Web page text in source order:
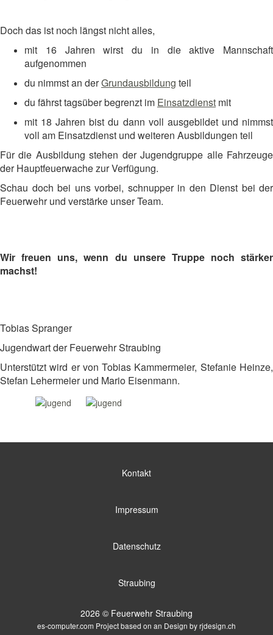
Doch das ist noch längst nicht alles,
mit 16 Jahren wirst du in die aktive Mannschaft
aufgenommen
du nimmst an derGrundausbildung teil
du fährst tagsüber begrenzt im Einsatzdienst mit
mit 18 Jahren bist du dann voll ausgebildet und nimmst
voll am Einsatzdienst und weiteren Ausbildungen teil
Für die Ausbildung stehen der Jugendgruppe alle Fahrzeuge
der Hauptfeuerwache zur Verfügung.
Schau doch bei uns vorbei, schnupper in den Dienst bei der
Feuerwehr und verstärke unser Team.
Wir freuen uns, wenn du unsere Truppe noch stärker
machst!
Tobias Spranger
Jugendwart der Feuerwehr Straubing
Unterstützt wird er von Tobias Kammermeier, Stefanie Heinze,
Stefan Lehermeier und Mario Eisenmann.
Kontakt
Impressum
Datenschutz
Straubing
2026 © Feuerwehr Straubing
es-computer.com Project based on an Design byrjdesign.ch